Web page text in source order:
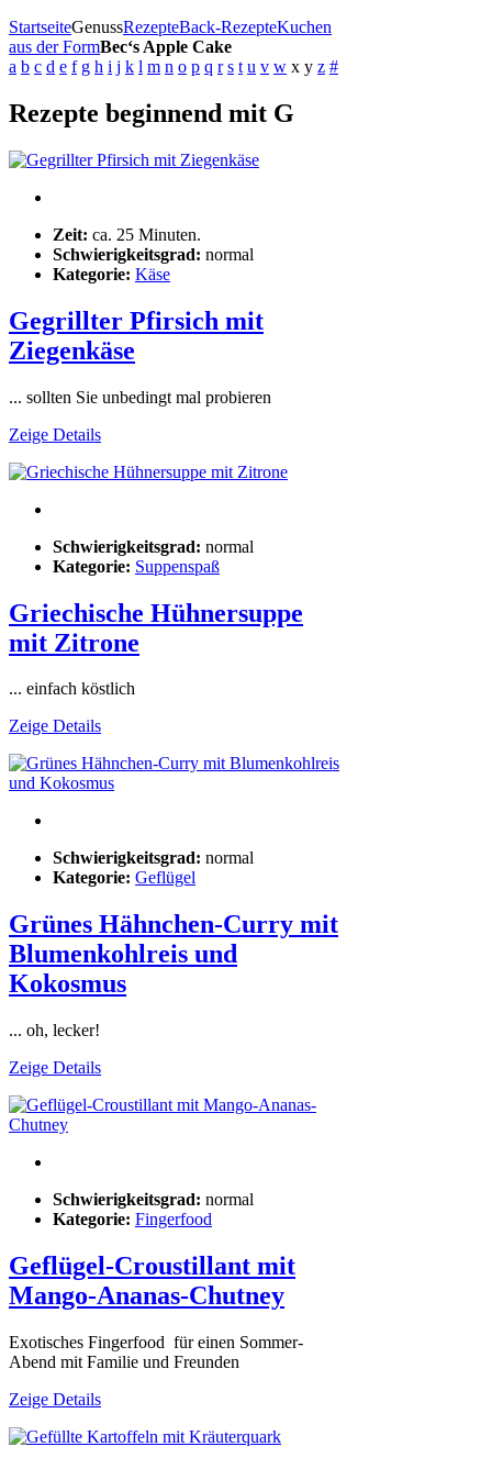
StartseiteGenussRezepteBack-RezepteKuchen
aus der FormBec‘s Apple Cake
a b c d e f g h i j k l m n o p q r s t u v w x y z #
Rezepte beginnend mit G
Zeit: ca. 25 Minuten.
Schwierigkeitsgrad: normal
Kategorie: Käse
Gegrillter Pfirsich mit
Ziegenkäse
... sollten Sie unbedingt mal probieren
Zeige Details
Schwierigkeitsgrad: normal
Kategorie: Suppenspaß
Griechische Hühnersuppe
mit Zitrone
... einfach köstlich
Zeige Details
Schwierigkeitsgrad: normal
Kategorie: Geflügel
Grünes Hähnchen-Curry mit
Blumenkohlreis und
Kokosmus
... oh, lecker!
Zeige Details
Schwierigkeitsgrad: normal
Kategorie: Fingerfood
Geflügel-Croustillant mit
Mango-Ananas-Chutney
Exotisches Fingerfood für einen Sommer-
Abend mit Familie und Freunden
Zeige Details